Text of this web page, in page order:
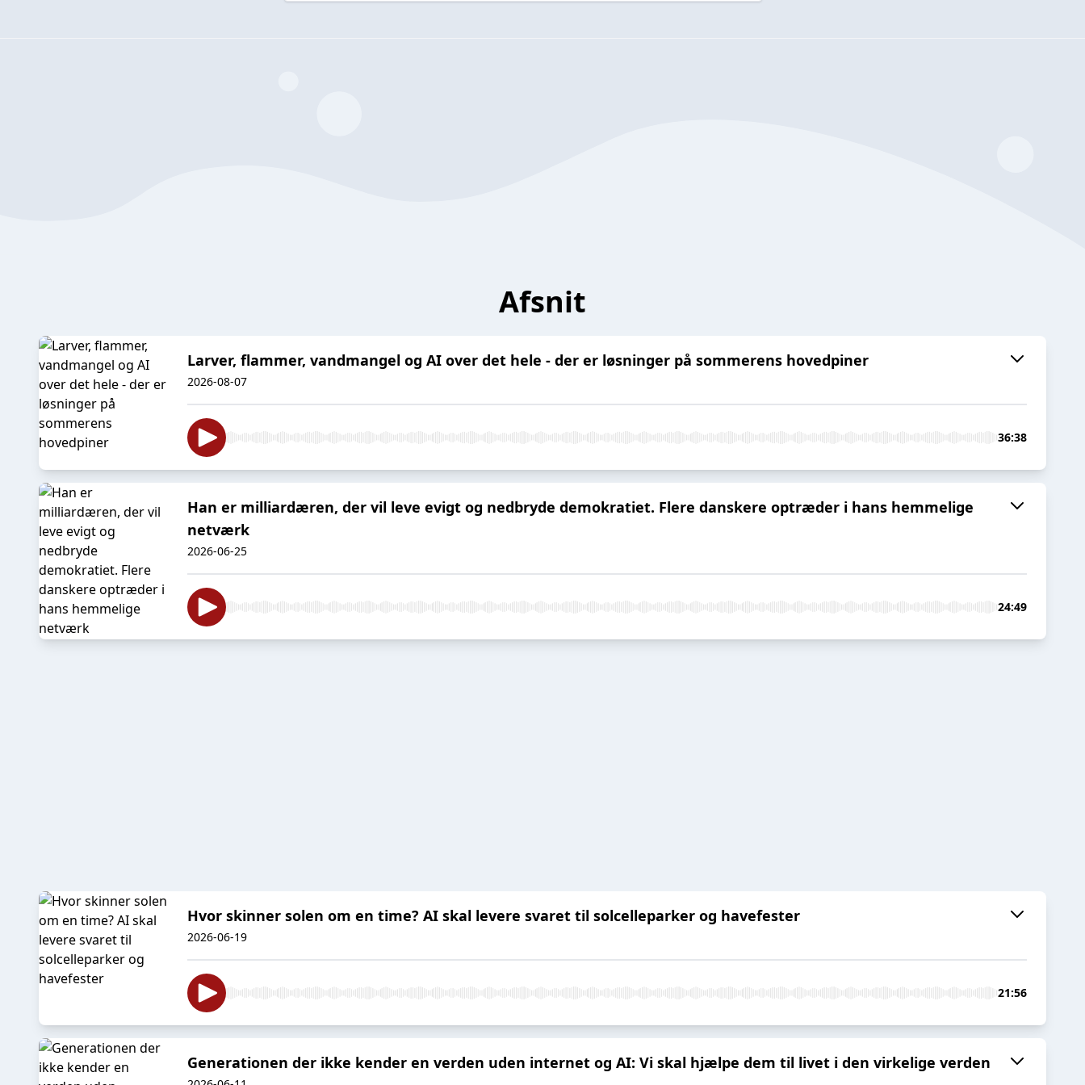
Afsnit
Larver, flammer, vandmangel og AI over det hele - der er løsninger på sommerens hovedpiner
2026-08-07
36:38
Han er milliardæren, der vil leve evigt og nedbryde demokratiet. Flere danskere optræder i hans hemmelige
netværk
2026-06-25
24:49
Hvor skinner solen om en time? AI skal levere svaret til solcelleparker og havefester
2026-06-19
21:56
Generationen der ikke kender en verden uden internet og AI: Vi skal hjælpe dem til livet i den virkelige verden